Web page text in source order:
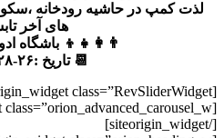
لذت کمپ در حاشیه رودخانه
های آخر
👨‍👩‍👧‍👦 باشگاه
📆 تاریخ :۲۶-۲۸شهریور
[siteorigin_widget class=”RevSliderWidget”]
[siteorigin_widget class=”orion_advanced_carousel_w”]
[/siteorigin_widget]